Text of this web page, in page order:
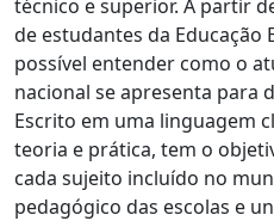
técnico e superior. A partir
de estudantes da Educação
possível entender como o
nacional se apresenta para
Escrito em uma linguagem
teoria e prática, tem o
cada sujeito incluído no
pedagógico das escolas e